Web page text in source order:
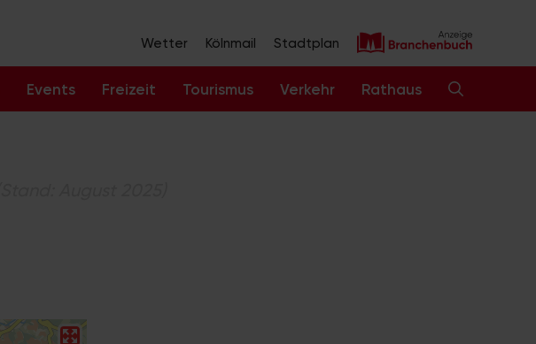
Wetter Kölnmail Stadtplan
Events Freizeit Tourismus Verkehr Rathaus